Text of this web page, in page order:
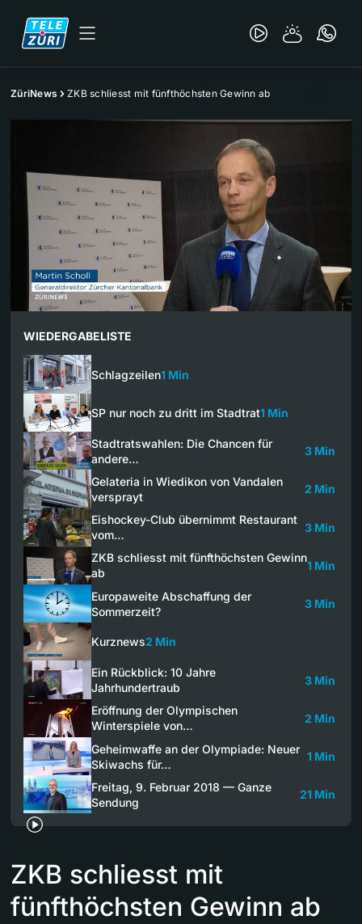
ZüriNews ZKB schliesst mit fünfthöchsten Gewinn ab
WIEDERGABELISTE
Schlagzeilen1 Min
SP nur noch zu dritt im Stadtrat1 Min
Stadtratswahlen: Die Chancen für
andere…
3 Min
Gelateria in Wiedikon von Vandalen
versprayt
2 Min
Eishockey-Club übernimmt Restaurant
vom…
3 Min
ZKB schliesst mit fünfthöchsten Gewinn
ab
1 Min
Europaweite Abschaffung der
Sommerzeit?
3 Min
Kurznews2 Min
Ein Rückblick: 10 Jahre
Jahrhundertraub
3 Min
Eröffnung der Olympischen
Winterspiele von…
2 Min
Geheimwaffe an der Olympiade: Neuer
Skiwachs für…
1 Min
Freitag, 9. Februar 2018 — Ganze
Sendung
21 Min
ZKB schliesst mit
fünfthöchsten Gewinn ab